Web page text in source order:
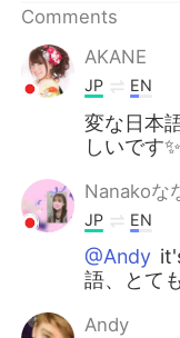
Comments
AKANE
JP EN
変な日本
しいです✨
Nanakoな
JP EN
@Andy
語、とて
Andy